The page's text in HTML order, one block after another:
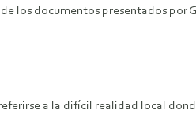
los documentos presentados
a la difícil realidad local